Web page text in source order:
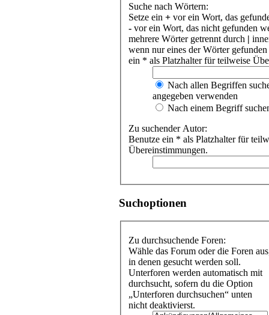
Suche nach Wörtern:
Setze ein + vor ein Wort, das
- vor ein Wort, das nicht gefunden
mehrere Wörter getrennt durch |
wenn nur eines der Wörter
ein * als Platzhalter für teilweise
Nach allen Begriffen
angegeben verwenden
Nach einem Begriff
Zu suchender Autor:
Benutze ein * als Platzhalter für
Übereinstimmungen.
Suchoptionen
Zu durchsuchende Foren:
Wähle das Forum oder die Foren
in denen gesucht werden soll.
Unterforen werden automatisch mit
durchsucht, sofern du die Option
„Unterforen durchsuchen“ unten
nicht deaktivierst.